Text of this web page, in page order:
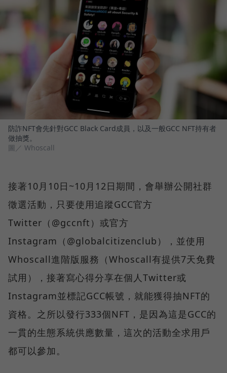
防詐NFT會先針對GCC Black Card成員，以及一般GCC NFT持有者
做抽獎。
圖／ Whoscall
接著10月10日~10月12日期間，會舉辦公開社群
徵選活動，只要使用追蹤GCC官方
Twitter（@gccnft）或官方
Instagram（@globalcitizenclub），並使用
Whoscall進階版服務（Whoscall有提供7天免費
試用），接著寫心得分享在個人Twitter或
Instagram並標記GCC帳號，就能獲得抽NFT的
資格。之所以發行333個NFT，是因為這是GCC的
一貫的生態系統供應數量，這次的活動全求用戶
都可以參加。